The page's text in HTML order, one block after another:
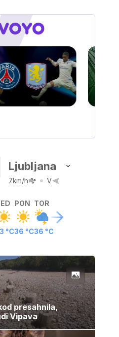
Ljubljana
7km/h V
°C
PON
36 °C
TOR
36 °C
presahnila,
Vipava